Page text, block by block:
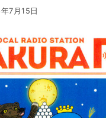
7月15日